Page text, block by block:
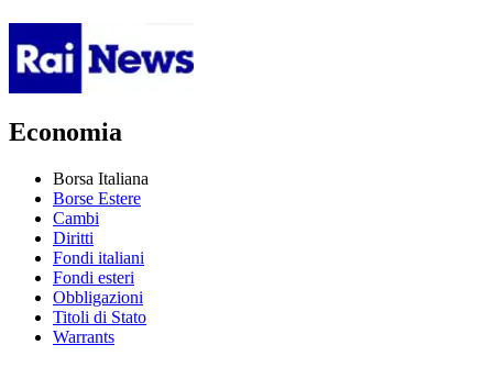
Economia
Borsa Italiana
Borse Estere
Cambi
Diritti
Fondi italiani
Fondi esteri
Obbligazioni
Titoli di Stato
Warrants